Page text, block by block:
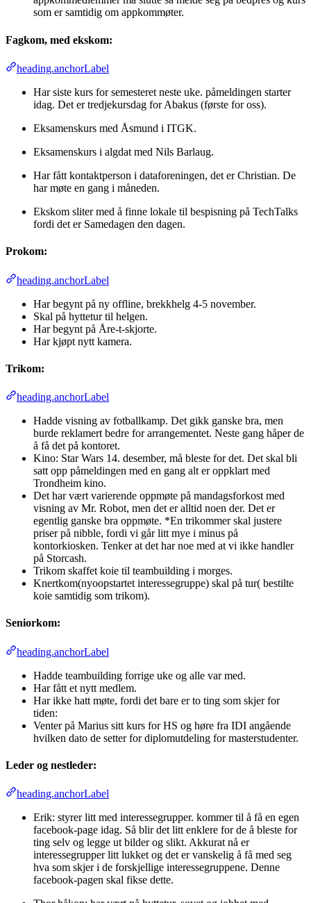
som er samtidig om appkommøter.
Fagkom, med ekskom:
heading.anchorLabel
Har siste kurs for semesteret neste uke. påmeldingen starter
idag. Det er tredjekursdag for Abakus (første for oss).
Eksamenskurs med Åsmund i ITGK.
Eksamenskurs i algdat med Nils Barlaug.
Har fått kontaktperson i dataforeningen, det er Christian. De
har møte en gang i måneden.
Ekskom sliter med å finne lokale til bespisning på TechTalks
fordi det er Samedagen den dagen.
Prokom:
heading.anchorLabel
Har begynt på ny offline, brekkhelg 4-5 november.
Skal på hyttetur til helgen.
Har begynt på Åre-t-skjorte.
Har kjøpt nytt kamera.
Trikom:
heading.anchorLabel
Hadde visning av fotballkamp. Det gikk ganske bra, men
burde reklamert bedre for arrangementet. Neste gang håper de
å få det på kontoret.
Kino: Star Wars 14. desember, må bleste for det. Det skal bli
satt opp påmeldingen med en gang alt er oppklart med
Trondheim kino.
Det har vært varierende oppmøte på mandagsforkost med
visning av Mr. Robot, men det er alltid noen der. Det er
egentlig ganske bra oppmøte. *En trikommer skal justere
priser på nibble, fordi vi går litt mye i minus på
kontorkiosken. Tenker at det har noe med at vi ikke handler
på Storcash.
Trikom skaffet koie til teambuilding i morges.
Knertkom(nyoopstartet interessegruppe) skal på tur( bestilte
koie samtidig som trikom).
Seniorkom:
heading.anchorLabel
Hadde teambuilding forrige uke og alle var med.
Har fått et nytt medlem.
Har ikke hatt møte, fordi det bare er to ting som skjer for
tiden:
Venter på Marius sitt kurs for HS og høre fra IDI angående
hvilken dato de setter for diplomutdeling for masterstudenter.
Leder og nestleder:
heading.anchorLabel
Erik: styrer litt med interessegrupper. kommer til å få en egen
facebook-page idag. Så blir det litt enklere for de å bleste for
ting selv og legge ut bilder og slikt. Akkurat nå er
interessegrupper litt lukket og det er vanskelig å få med seg
hva som skjer i de forskjellige interessegruppene. Denne
facebook-pagen skal fikse dette.